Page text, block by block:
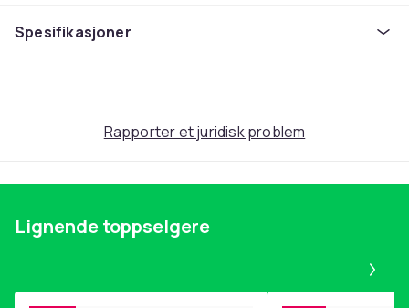
2de0dd8c-f877-5091-8329-d3e360aba142
Spesifikasjoner
Rapporter et juridisk problem
Lignende toppselgere